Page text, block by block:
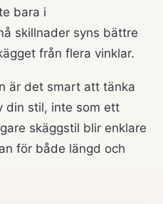
bara i
skillnader syns bättre
från flera vinklar.
är det smart att tänka
din stil, inte som ett
skäggstil blir enklare
för både längd och